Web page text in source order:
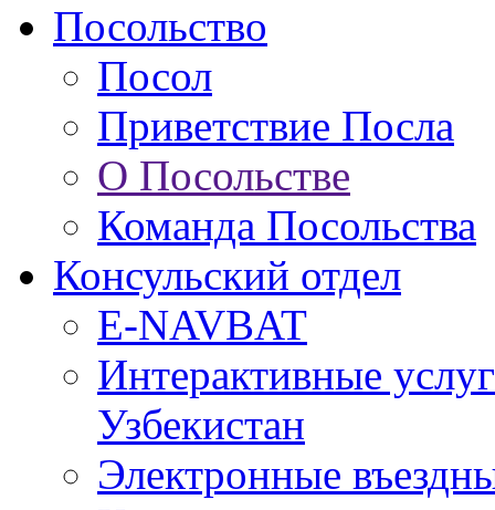
Посольство
Посол
Приветствие Посла
О Посольстве
Команда Посольства
Консульский отдел
E-NAVBAT
Интерактивные
Узбекистан
Электронные